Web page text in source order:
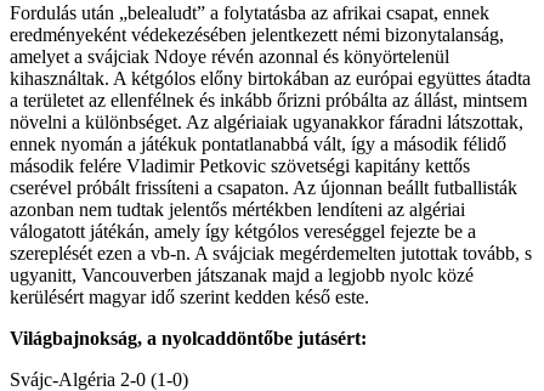
Fordulás után „belealudt” a folytatásba az afrikai csapat, ennek
eredményeként védekezésében jelentkezett némi bizonytalanság,
amelyet a svájciak Ndoye révén azonnal és könyörtelenül
kihasználtak. A kétgólos előny birtokában az európai együttes átadta
a területet az ellenfélnek és inkább őrizni próbálta az állást, mintsem
növelni a különbséget. Az algériaiak ugyanakkor fáradni látszottak,
ennek nyomán a játékuk pontatlanabbá vált, így a második félidő
második felére Vladimir Petkovic szövetségi kapitány kettős
cserével próbált frissíteni a csapaton. Az újonnan beállt futballisták
azonban nem tudtak jelentős mértékben lendíteni az algériai
válogatott játékán, amely így kétgólos vereséggel fejezte be a
szereplését ezen a vb-n. A svájciak megérdemelten jutottak tovább, s
ugyanitt, Vancouverben játszanak majd a legjobb nyolc közé
kerülésért magyar idő szerint kedden késő este.
Világbajnokság, a nyolcaddöntőbe jutásért:
Svájc-Algéria 2-0 (1-0)